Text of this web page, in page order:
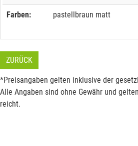
Farben: pastellbraun matt
ZURÜCK
*Preisangaben gelten inklusive der
Alle Angaben sind ohne Gewähr und
reicht.